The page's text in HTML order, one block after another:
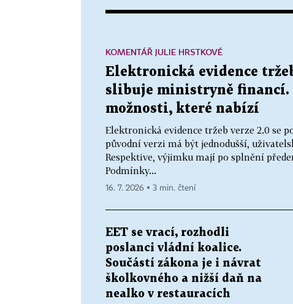
Elektronická evidence
slibuje ministryně financí.
možnosti, které nabízí
Elektronická evidence tržeb verze 2.0 se
původní verzi má být jednodušší,
Respektive, výjimku mají po splnění
Podmínky...
KOMENTÁŘ JULIE HRSTKOVÉ
16. 7. 2026 ▪ 3 min. čtení
EET se vrací, rozhodli
poslanci vládní koalice.
Součástí zákona je i návrat
školkovného a nižší daň na
nealko v restauracích